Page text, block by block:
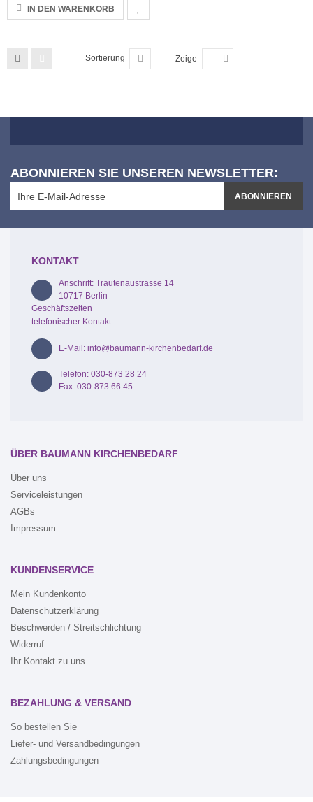
IN DEN WARENKORB
Sortierung Zeige
ABONNIEREN SIE UNSEREN NEWSLETTER:
ABONNIEREN
KONTAKT
Anschrift: Trautenaustrasse 14
10717 Berlin
Geschäftszeiten
telefonischer Kontakt
E-Mail: info@baumann-kirchenbedarf.de
Telefon: 030-873 28 24
Fax: 030-873 66 45
ÜBER BAUMANN KIRCHENBEDARF
Über uns
Serviceleistungen
AGBs
Impressum
KUNDENSERVICE
Mein Kundenkonto
Datenschutzerklärung
Beschwerden / Streitschlichtung
Widerruf
Ihr Kontakt zu uns
BEZAHLUNG & VERSAND
So bestellen Sie
Liefer- und Versandbedingungen
Zahlungsbedingungen